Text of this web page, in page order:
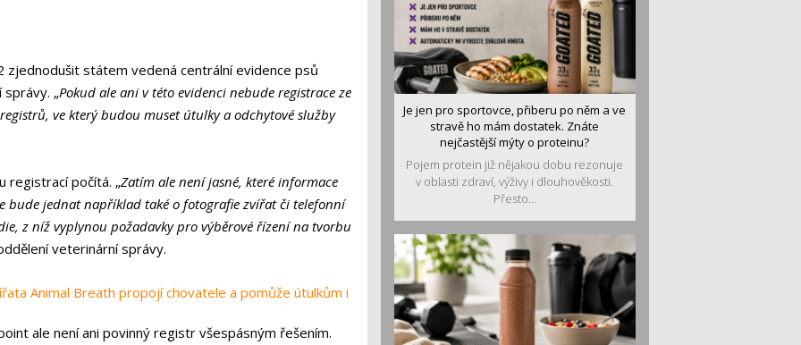
zjednodušit státem vedená centrální evidence psů
„Pokud ale ani v této evidenci nebude registrace ze
ve který budou muset útulky a odchytové služby
registrací počítá. „Zatím ale není jasné, které informace
bude jednat například také o fotografie zvířat či telefonní
z níž vyplynou požadavky pro výběrové řízení na tvorbu
veterinární správy.
Animal Breath propojí chovatele a pomůže útulkům i
ale není ani povinný registr všespásným řešením.
Je jen pro sportovce, přiberu po něm a ve
stravě ho mám dostatek. Znáte
nejčastější mýty o proteinu?
Pojem protein již nějakou dobu rezonuje
v oblasti zdraví, výživy i dlouhověkosti.
Přesto...